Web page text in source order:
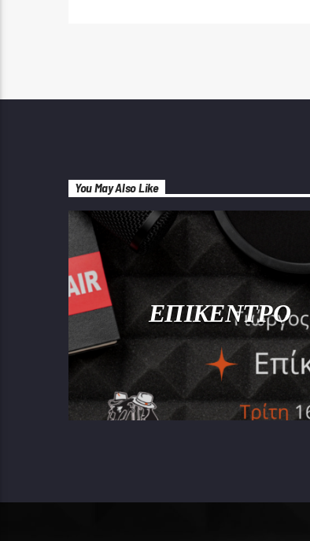
You May Also Like
ΕΠΙΚΕΝΤΡΟ